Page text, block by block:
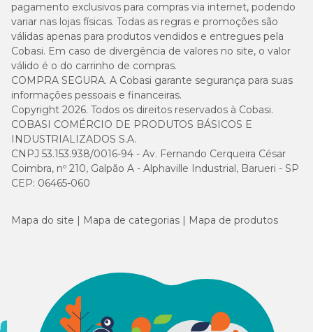
pagamento exclusivos para compras via internet, podendo
variar nas lojas físicas. Todas as regras e promoções são
válidas apenas para produtos vendidos e entregues pela
Cobasi. Em caso de divergência de valores no site, o valor
válido é o do carrinho de compras.
COMPRA SEGURA. A Cobasi garante segurança para suas
informações pessoais e financeiras.
Copyright 2026. Todos os direitos reservados à Cobasi.
COBASI COMÉRCIO DE PRODUTOS BÁSICOS E
INDUSTRIALIZADOS S.A.
CNPJ 53.153.938/0016-94 - Av. Fernando Cerqueira César
Coimbra, nº 210, Galpão A - Alphaville Industrial, Barueri - SP
CEP: 06465-060
Mapa do site Mapa de categorias Mapa de produtos